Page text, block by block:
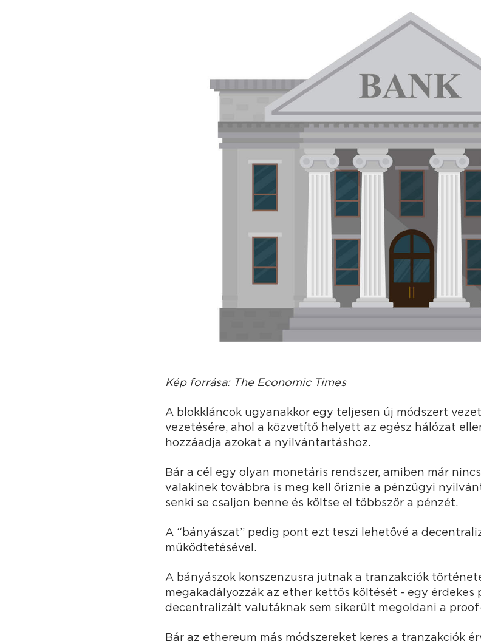
Kép forrása: The Economic Times
A blokkláncok ugyanakkor egy teljesen új módszert
vezetésére, ahol a közvetítő helyett az egész hálózat
hozzáadja azokat a nyilvántartáshoz.
Bár a cél egy olyan monetáris rendszer, amiben már
valakinek továbbra is meg kell őriznie a pénzügyi
senki se csaljon benne és költse el többször a pénzét.
A “bányászat” pedig pont ezt teszi lehetővé a
működtetésével.
A bányászok konszenzusra jutnak a tranzakciók
megakadályozzák az ether kettős költését - egy érdekes
decentralizált valutáknak sem sikerült megoldani a
Bár az ethereum más módszereket keres a tranzakciók